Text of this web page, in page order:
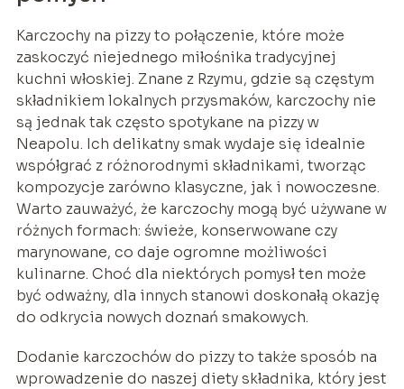
Karczochy na pizzy to połączenie, które może
zaskoczyć niejednego miłośnika tradycyjnej
kuchni włoskiej. Znane z Rzymu, gdzie są częstym
składnikiem lokalnych przysmaków, karczochy nie
są jednak tak często spotykane na pizzy w
Neapolu. Ich delikatny smak wydaje się idealnie
współgrać z różnorodnymi składnikami, tworząc
kompozycje zarówno klasyczne, jak i nowoczesne.
Warto zauważyć, że karczochy mogą być używane w
różnych formach: świeże, konserwowane czy
marynowane, co daje ogromne możliwości
kulinarne. Choć dla niektórych pomysł ten może
być odważny, dla innych stanowi doskonałą okazję
do odkrycia nowych doznań smakowych.
Dodanie karczochów do pizzy to także sposób na
wprowadzenie do naszej diety składnika, który jest